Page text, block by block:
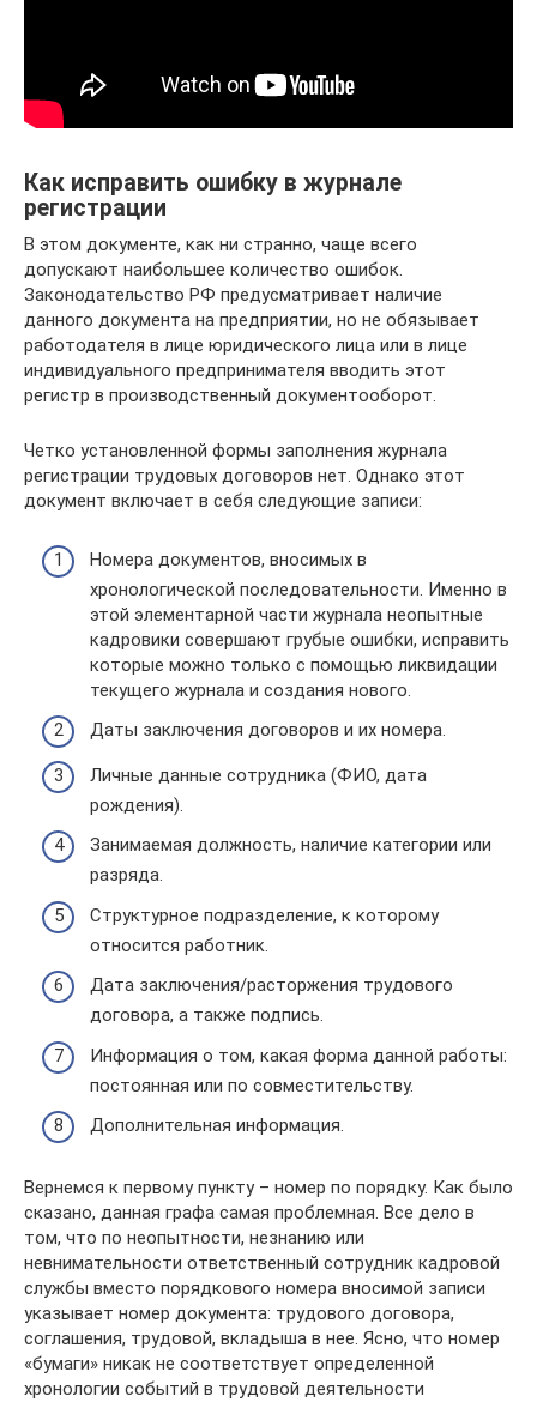
Как исправить ошибку в журнале
регистрации
В этом документе, как ни странно, чаще всего
допускают наибольшее количество ошибок.
Законодательство РФ предусматривает наличие
данного документа на предприятии, но не обязывает
работодателя в лице юридического лица или в лице
индивидуального предпринимателя вводить этот
регистр в производственный документооборот.
Четко установленной формы заполнения журнала
регистрации трудовых договоров нет. Однако этот
документ включает в себя следующие записи:
Номера документов, вносимых в
хронологической последовательности. Именно в
этой элементарной части журнала неопытные
кадровики совершают грубые ошибки, исправить
которые можно только с помощью ликвидации
текущего журнала и создания нового.
Даты заключения договоров и их номера.
Личные данные сотрудника (ФИО, дата
рождения).
Занимаемая должность, наличие категории или
разряда.
Структурное подразделение, к которому
относится работник.
Дата заключения/расторжения трудового
договора, а также подпись.
Информация о том, какая форма данной работы:
постоянная или по совместительству.
Дополнительная информация.
Вернемся к первому пункту – номер по порядку. Как было
сказано, данная графа самая проблемная. Все дело в
том, что по неопытности, незнанию или
невнимательности ответственный сотрудник кадровой
службы вместо порядкового номера вносимой записи
указывает номер документа: трудового договора,
соглашения, трудовой, вкладыша в нее. Ясно, что номер
«бумаги» никак не соответствует определенной
хронологии событий в трудовой деятельности